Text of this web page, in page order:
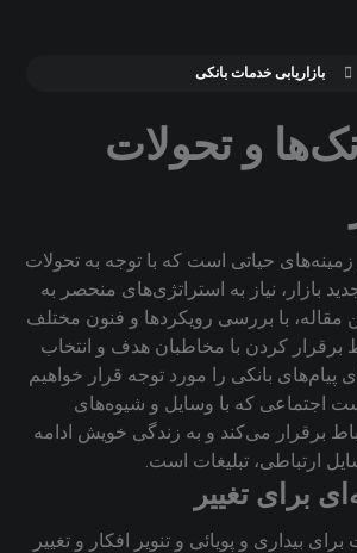
بازاریابی خدمات بانکی
و تحولات
زمینه‌های حیاتی است که با توجه به تحولات
بازار، نیاز به استراتژی‌های منحصر به
مقاله، با بررسی رویکردها و فنون مختلف
برقرار کردن با مخاطبان هدف و انتخاب
بانکی را مورد توجه قرار خواهیم
اجتماعی که با وسایل و شیوه‌های
برقرار ‌می‌کند و به زندگی خویش ادامه
ارتباطی‌، تبلیغات است‌.
برای تغییر
بیداری و پویائی و تنویر افکار و تغییر